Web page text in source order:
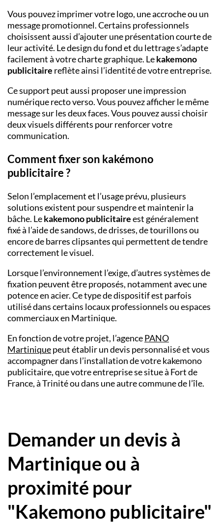
Vous pouvez imprimer votre logo, une accroche ou un
message promotionnel. Certains professionnels
choisissent aussi d’ajouter une présentation courte de
leur activité. Le design du fond et du lettrage s’adapte
facilement à votre charte graphique. Lekakemono
publicitaire reflète ainsi l’identité de votre entreprise.
Ce support peut aussi proposer une impression
numérique recto verso. Vous pouvez afficher le même
message sur les deux faces. Vous pouvez aussi choisir
deux visuels différents pour renforcer votre
communication.
Comment fixer son kakémono
publicitaire ?
Selon l’emplacement et l’usage prévu, plusieurs
solutions existent pour suspendre et maintenir la
bâche. Lekakemono publicitaireest généralement
fixé à l’aide de sandows, de drisses, de tourillons ou
encore de barres clipsantes qui permettent de tendre
correctement le visuel.
Lorsque l’environnement l’exige, d’autres systèmes de
fixation peuvent être proposés, notamment avec une
potence en acier. Ce type de dispositif est parfois
utilisé dans certains locaux professionnels ou espaces
commerciaux en Martinique.
En fonction de votre projet, l’agencePANO
Martiniquepeut établir un devis personnalisé et vous
accompagner dans l’installation de votre kakemono
publicitaire, que votre entreprise se situe à Fort de
France, à Trinité ou dans une autre commune de l’île.
Demander un devis à
Martinique ou à
proximité pour
"Kakemono publicitaire"